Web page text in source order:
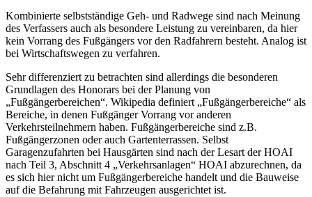
Kombinierte selbstständige Geh- und Radwege sind nach Meinung
des Verfassers auch als besondere Leistung zu vereinbaren, da hier
kein Vorrang des Fußgängers vor den Radfahrern besteht. Analog ist
bei Wirtschaftswegen zu verfahren.
Sehr differenziert zu betrachten sind allerdings die besonderen
Grundlagen des Honorars bei der Planung von
„Fußgängerbereichen“. Wikipedia definiert „Fußgängerbereiche“ als
Bereiche, in denen Fußgänger Vorrang vor anderen
Verkehrsteilnehmern haben. Fußgängerbereiche sind z.B.
Fußgängerzonen oder auch Gartenterrassen. Selbst
Garagenzufahrten bei Hausgärten sind nach der Lesart der HOAI
nach Teil 3, Abschnitt 4 „Verkehrsanlagen“ HOAI abzurechnen, da
es sich hier nicht um Fußgängerbereiche handelt und die Bauweise
auf die Befahrung mit Fahrzeugen ausgerichtet ist.